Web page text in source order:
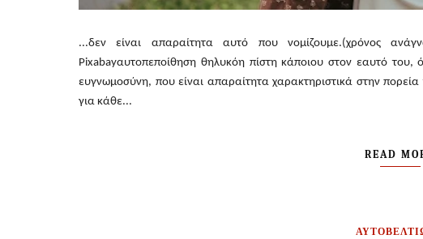
...δεν είναι απαραίτητα αυτό που νομίζουμε.(χρόνος
Pixabayαυτοπεποίθηση θηλυκόη πίστη κάποιου στον εαυτό του,
ευγνωμοσύνη, που είναι απαραίτητα χαρακτηριστικά στην
για κάθε...
READ